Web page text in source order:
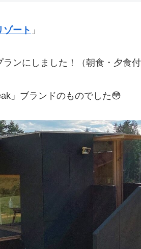
ゾート 」
ンにしました！（朝食・夕食付
」ブランドのものでした😳